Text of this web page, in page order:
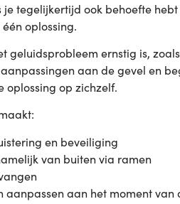
tegelijkertijd ook behoefte
oplossing.
geluidsprobleem ernstig is,
aan de gevel en
op zichzelf.
en beveiliging
van buiten via ramen
aanpassen aan het moment van